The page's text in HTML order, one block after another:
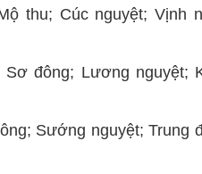
thu; Cúc nguyệt; Vịnh
Sơ đông; Lương nguyệt;
Sướng nguyệt; Trung